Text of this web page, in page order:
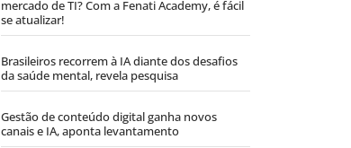
mercado de TI? Com a Fenati Academy, é fácil
se atualizar!
Brasileiros recorrem à IA diante dos desafios
da saúde mental, revela pesquisa
Gestão de conteúdo digital ganha novos
canais e IA, aponta levantamento